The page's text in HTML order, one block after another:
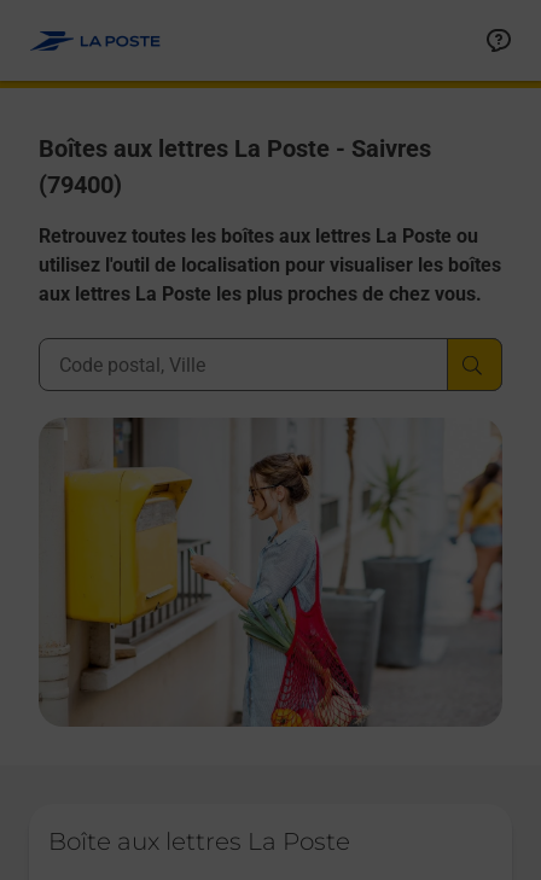
Boîtes aux lettres La Poste - Saivres
(79400)
Retrouvez toutes les boîtes aux lettres La Poste ou
utilisez l'outil de localisation pour visualiser les boîtes
aux lettres La Poste les plus proches de chez vous.
Ville, Département, Code Postal
Boîte aux lettres La Poste